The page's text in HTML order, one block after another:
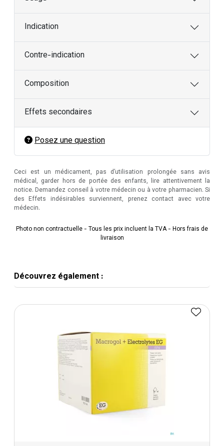
Indication
Contre-indication
Composition
Effets secondaires
Posez une question
Ceci est un médicament, pas d’utilisation prolongée sans avis
médical, garder hors de portée des enfants, lire attentivement la
notice. Demandez conseil à votre médecin ou à votre pharmacien. Si
des Effets indésirables surviennent, prenez contact avec votre
médecin.
Photo non contractuelle - Tous les prix incluent la TVA - Hors frais de
livraison
Découvrez également :